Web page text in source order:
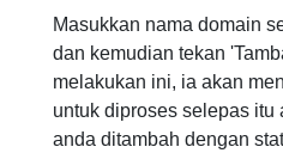
Masukkan nama domain
dan kemudian tekan
melakukan ini, ia akan
untuk diproses selepas itu
anda ditambah dengan